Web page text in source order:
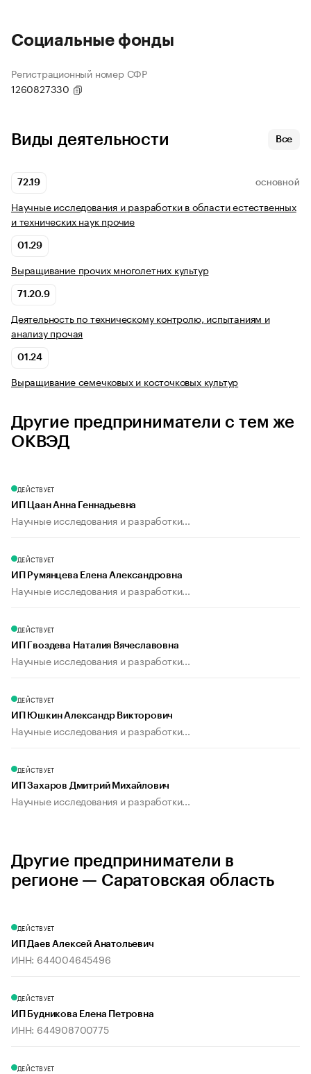
Социальные фонды
Регистрационный номер СФР
1260827330
Виды деятельности Все
72.19 ОСНОВНОЙ
Научные исследования и разработки в области естественных
и технических наук прочие
01.29
Выращивание прочих многолетних культур
71.20.9
Деятельность по техническому контролю, испытаниям и
анализу прочая
01.24
Выращивание семечковых и косточковых культур
Другие предприниматели с тем же
ОКВЭД
ДЕЙСТВУЕТ
ИП Цаан Анна Геннадьевна
Научные исследования и разработки...
ДЕЙСТВУЕТ
ИП Румянцева Елена Александровна
Научные исследования и разработки...
ДЕЙСТВУЕТ
ИП Гвоздева Наталия Вячеславовна
Научные исследования и разработки...
ДЕЙСТВУЕТ
ИП Юшкин Александр Викторович
Научные исследования и разработки...
ДЕЙСТВУЕТ
ИП Захаров Дмитрий Михайлович
Научные исследования и разработки...
Другие предприниматели в
регионе — Саратовская область
ДЕЙСТВУЕТ
ИП Даев Алексей Анатольевич
ИНН: 644004645496
ДЕЙСТВУЕТ
ИП Будникова Елена Петровна
ИНН: 644908700775
ДЕЙСТВУЕТ